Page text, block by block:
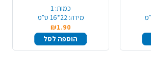
כמות: 1
מידה: 22*16 ס"מ
₪1.90
הוספה לסל